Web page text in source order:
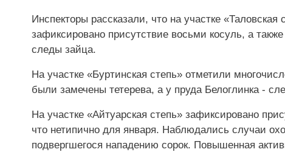
Инспекторы рассказали, что на участке
зафиксировано присутствие восьми косуль, а
следы зайца.
На участке «Буртинская степь» отметили
были замечены тетерева, а у пруда Белоглинка -
На участке «Айтуарская степь» зафиксировано
что нетипично для января. Наблюдались случаи
подвергшегося нападению сорок. Повышенная